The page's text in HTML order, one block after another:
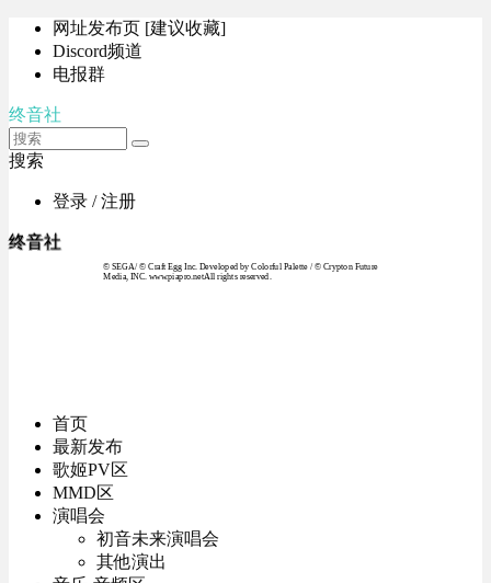
网址发布页 [建议收藏]
Discord频道
电报群
终音社
搜索
登录 / 注册
终音社
© SEGA / © Craft Egg Inc. Developed by Colorful Palette / © Crypton Future
Media, INC. www.piapro.netAll rights reserved.
首页
最新发布
歌姬PV区
MMD区
演唱会
初音未来演唱会
其他演出